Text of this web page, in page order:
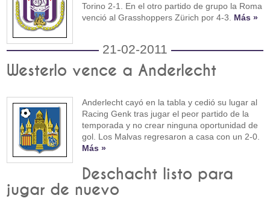
Torino 2-1. En el otro partido de grupo la Roma
venció al Grasshoppers Zürich por 4-3. Más »
21-02-2011
Westerlo vence a Anderlecht
Anderlecht cayó en la tabla y cedió su lugar al
Racing Genk tras jugar el peor partido de la
temporada y no crear ninguna oportunidad de
gol. Los Malvas regresaron a casa con un 2-0.
Más »
Deschacht listo para
jugar de nuevo